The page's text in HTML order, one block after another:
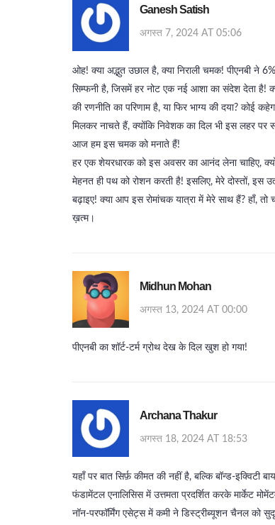
Ganesh Satish
अगस्त 7, 2024 AT 05:06
ओह! क्या अद्भुत उछाल है, क्या निराली चमक! पीएनबी ने
सिम्फनी है, जिसमें हर नोट एक नई आशा का संदेश देता
की रणनीति का परिणाम है, या फिर भाग्य की दया? कोई
मिलकर नाचते हैं, क्योंकि निवेशक का दिल भी इस लहर पर
आज हम इस चमक को मनाते हैं!
हर एक शेयरधारक को इस अवसर का आनंद लेना चाहिए,
मेहनत ही पथ को रोशन करती है! इसलिए, मेरे दोस्तों, इस
बढ़ाइए! क्या आप इस रोमांचक यात्रा में मेरे साथ हैं? हाँ, तो
ख़त्म।
Midhun Mohan
अगस्त 13, 2024 AT 00:00
पीएनबी का शॉर्ट‑टर्म ग्रोथ देख के दिल खुश हो गया!
Archana Thakur
अगस्त 18, 2024 AT 18:53
यहाँ पर बात सिर्फ़ कीमत की नहीं है, बल्कि बॉन्ड‑इक्विटी
फंडामेंटल एनालिसिस में उत्तमता प्रदर्शित करके मार्केट
नॉन‑परफॉर्मिंग एसेट्स में कमी ने डिस्ट्रीब्यूशन चैनल